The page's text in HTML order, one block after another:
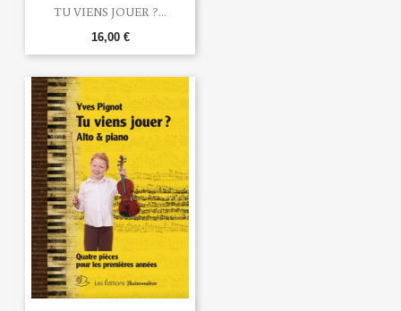
TU VIENS JOUER ?...
16,00 €